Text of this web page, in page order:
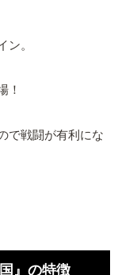
ン。
！
で戦闘が有利にな
』の特徴